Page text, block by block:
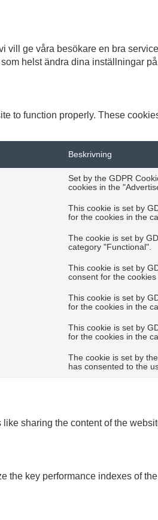
vill ge våra besökare en bra
helst ändra dina inställningar på
to function properly. These
Beskrivning
Set by the GDPR
cookies in the
This cookie is set by
for the cookies in the
The cookie is set by
category "Functional".
This cookie is set by
consent for the
This cookie is set by
for the cookies in the
This cookie is set by
for the cookies in the
The cookie is set by
has consented to the
sharing the content of the
the key performance indexes of